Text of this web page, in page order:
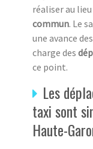
réaliser au lieu
commun. Le
une avance des
charge des
ce point.
Les
taxi sont
Haute-